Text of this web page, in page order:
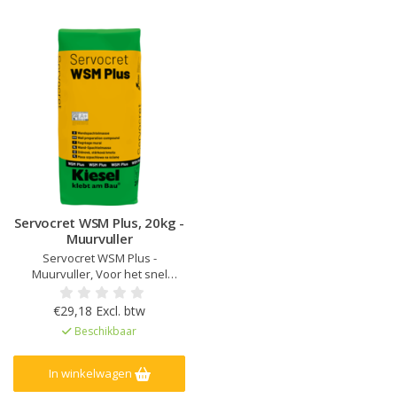
Servocret WSM Plus, 20kg -
Muurvuller
Servocret WSM Plus -
Muurvuller, Voor het snel
egaliseren en vlak zetten wand
en plafond, Voor toepassing
binnen, Laag verbruik, hoog
rendement, Gemakkelijke
verwerking, Goede
nabewerking mogelijk, Voor het
uitvlakken van vloeren t.b.v.
€29,18 Excl. btw
Beschikbaar
In winkelwagen